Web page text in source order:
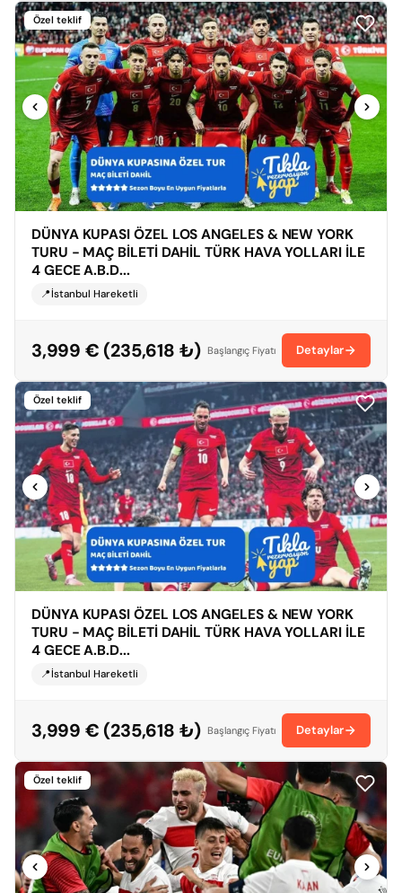
Özel teklif
DÜNYA KUPASI ÖZEL LOS ANGELES & NEW YORK
TURU - MAÇ BİLETİ DAHİL TÜRK HAVA YOLLARI İLE
4 GECE A.B.D...
📍İstanbul Hareketli
3,999 € (235,618 ₺) Başlangıç Fiyatı Detaylar
Özel teklif
DÜNYA KUPASI ÖZEL LOS ANGELES & NEW YORK
TURU - MAÇ BİLETİ DAHİL TÜRK HAVA YOLLARI İLE
4 GECE A.B.D...
📍İstanbul Hareketli
3,999 € (235,618 ₺) Başlangıç Fiyatı Detaylar
Özel teklif